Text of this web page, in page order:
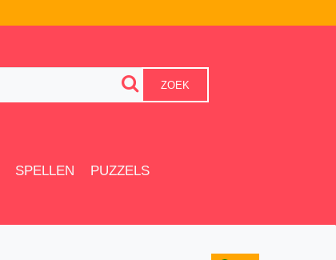
ZOEK
SPELLEN PUZZELS